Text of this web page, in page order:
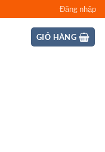
Đăng nhập
GIỎ HÀNG